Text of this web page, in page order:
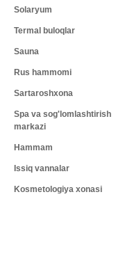
Solaryum
Termal buloqlar
Sauna
Rus hammomi
Sartaroshxona
Spa va sog'lomlashtirish
markazi
Hammam
Issiq vannalar
Kosmetologiya xonasi